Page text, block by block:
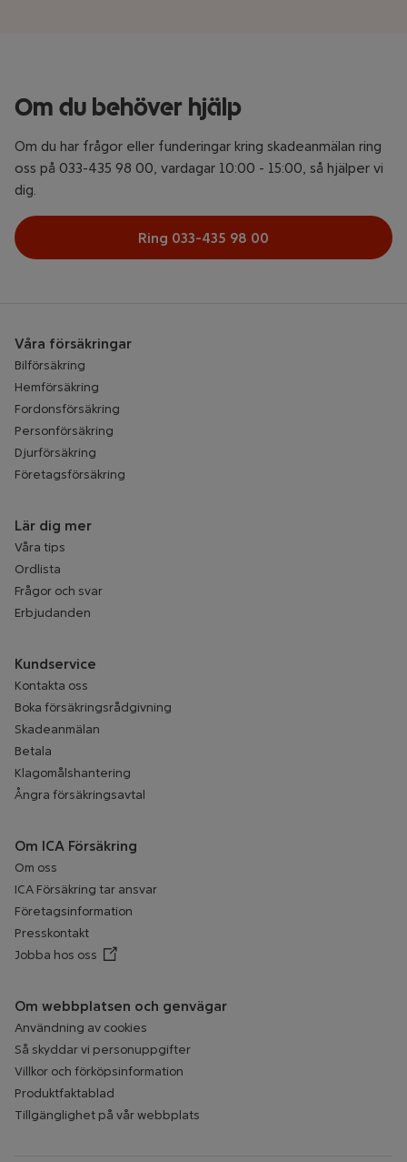
Om du behöver hjälp
Om du har frågor eller funderingar kring skadeanmälan ring
oss på 033-435 98 00, vardagar 10:00 - 15:00, så hjälper vi
dig.
Ring 033-435 98 00
Våra försäkringar
Bilförsäkring
Hemförsäkring
Fordonsförsäkring
Personförsäkring
Djurförsäkring
Företagsförsäkring
Lär dig mer
Våra tips
Ordlista
Frågor och svar
Erbjudanden
Kundservice
Kontakta oss
Boka försäkringsrådgivning
Skadeanmälan
Betala
Klagomålshantering
Ångra försäkringsavtal
Om ICA Försäkring
Om oss
ICA Försäkring tar ansvar
Företagsinformation
Presskontakt
Jobba hos oss Öppnar annan webbplats
Om webbplatsen och genvägar
Användning av cookies
Så skyddar vi personuppgifter
Villkor och förköpsinformation
Produktfaktablad
Tillgänglighet på vår webbplats